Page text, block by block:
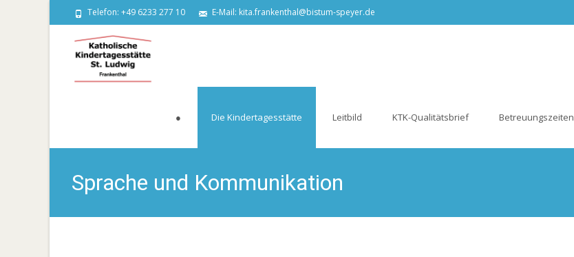
Telefon: +49 6233 277 10 E-Mail: kita.frankenthal@bistum-speyer.de
● Die Kindertagesstätte Leitbild KTK-Qualitätsbrief Betreuungszeiten
Sprache und Kommunikation